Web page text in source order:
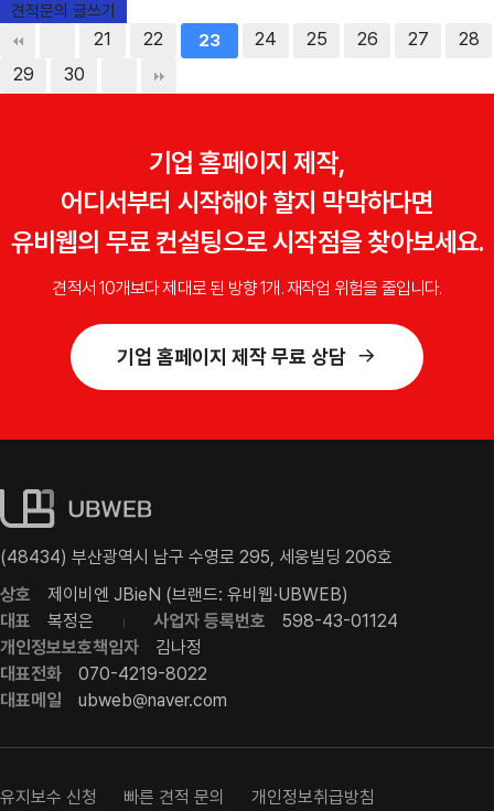
견적문의 글쓰기
21 22 23 24 25 26 27
28
29
30
기업 홈페이지 제작,
어디서부터 시작해야 할지 막막하다면
유비웹의 무료 컨설팅으로 시작점을 찾아보세요.
견적서 10개보다 제대로 된 방향 1개. 재작업 위험을 줄입니다.
기업 홈페이지 제작 무료 상담
(48434) 부산광역시 남구 수영로 295, 세웅빌딩 206호
상호
제이비엔 JBieN (브랜드: 유비웹·UBWEB)
대표
복정은 사업자 등록번호
598-43-01124
개인정보보호책임자
김나정
대표전화
070-4219-8022
대표메일
ubweb@naver.com
유지보수 신청 빠른 견적 문의 개인정보취급방침